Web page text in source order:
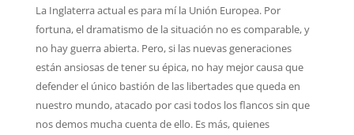
La Inglaterra actual es para mí la Unión Europea. Por
fortuna, el dramatismo de la situación no es comparable, y
no hay guerra abierta. Pero, si las nuevas generaciones
están ansiosas de tener su épica, no hay mejor causa que
defender el único bastión de las libertades que queda en
nuestro mundo, atacado por casi todos los flancos sin que
nos demos mucha cuenta de ello. Es más, quienes